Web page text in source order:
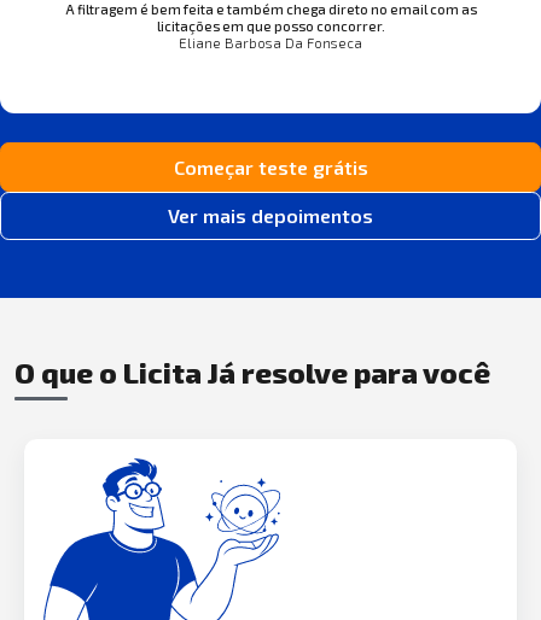
A filtragem é bem feita e também chega direto no email com as
licitações em que posso concorrer.
Eliane Barbosa Da Fonseca
Começar teste grátis
Ver mais depoimentos
O que o Licita Já resolve para você